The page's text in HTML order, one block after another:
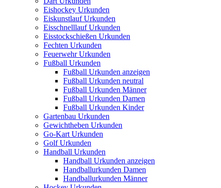
Eishockey Urkunden
Eiskunstlauf Urkunden
Eisschnelllauf Urkunden
Eisstockschießen Urkunden
Fechten Urkunden
Feuerwehr Urkunden
Fußball Urkunden
Fußball Urkunden anzeigen
Fußball Urkunden neutral
Fußball Urkunden Männer
Fußball Urkunden Damen
Fußball Urkunden Kinder
Gartenbau Urkunden
Gewichtheben Urkunden
Go-Kart Urkunden
Golf Urkunden
Handball Urkunden
Handball Urkunden anzeigen
Handballurkunden Damen
Handballurkunden Männer